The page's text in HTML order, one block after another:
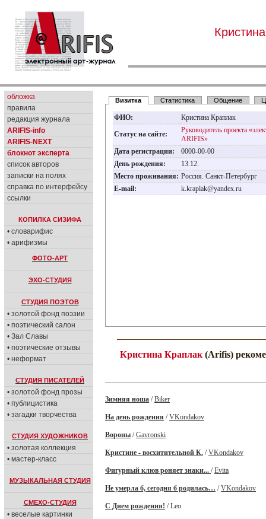
обложка
правила
редакция журнала
ARIFIS-info
ARIFIS-NEXT
блокнот эксперта
список авторов
записки на полях
справка по интерфейсу
ссылки
КОПИЛКА СИЗИФА
• словарифис
• арифизмы
ФОТО-АРТ
ЭХО-СТУДИЯ
СТУДИЯ ПОЭТОВ
• золотой фонд поэзии
• поэтический салон
• Зал Славы
• поэтические отзывы
• неформат
СТУДИЯ ПИСАТЕЛЕЙ
• золотой фонд прозы
• публицистика
• загадки творчества
СТУДИЯ ХУДОЖНИКОВ
• золотая коллекция
• мастер-класс
МУЗЫКАЛЬНАЯ СТУДИЯ
СМЕХО-СТУДИЯ
• веселые картинки
Визитка Статистика Общение
ФИО:
Кристина Краплак
Статус на сайте:
Руководитель проекта
ARIFIS»
Дата регистрации:
0000-00-00
День рождения:
13.12.
Место проживания: Россия. Санкт-Петербург
E-mail:
k.kraplak@yandex.ru
Кристина Краплак (Arifis)
Зимняя ноша /Biker
На день рождения /VKondakov
Вороны /Gavronski
Кристине - восхитительной К. /VKondakov
Фигурный клюв роняет знаки... /Evita
Не умерла б, сегодня б родилась… /VKondakov
С Днем рождения! / Leo